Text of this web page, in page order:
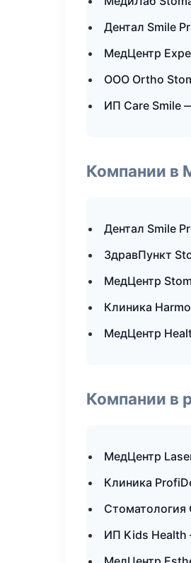
Дентал Smile
МедЦентр
ООО Ortho
ИП Care Smile
Компании в
Дентал Smile
ЗдравПункт
МедЦентр
Клиника
МедЦентр
Компании в
МедЦентр
Клиника
ИП Kids